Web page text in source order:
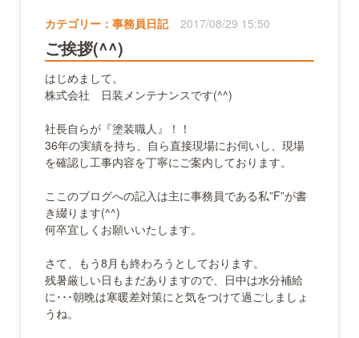
カテゴリー：事務員日記 2017/08/29 15:50
ご挨拶(^^)
はじめまして。
株式会社 日装メンテナンスです(^^)
社長自らが『塗装職人』！！
36年の実績を持ち、自ら直接現場にお伺いし、現場
を確認し工事内容を丁寧にご案内しております。
ここのブログへの記入は主に事務員である私”F”が書
き綴ります(^^)
何卒宜しくお願いいたします。
さて、もう8月も終わろうとしております。
残暑厳しい日もまだありますので、日中は水分補給
に･･･朝晩は寒暖差対策にと気をつけて過ごしましょ
うね。